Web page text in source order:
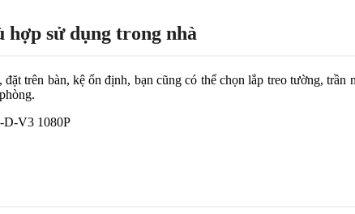
sử dụng trong nhà
trên bàn, kệ ổn định, bạn cũng có thể chọn lắp treo tường, trần